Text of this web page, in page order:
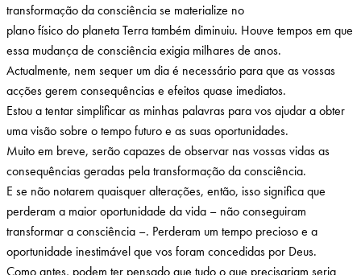
transformação da consciência se materialize no
plano físico do planeta Terra também diminuiu. Houve tempos em que
essa mudança de consciência exigia milhares de anos.
Actualmente, nem sequer um dia é necessário para que as vossas
acções gerem consequências e efeitos quase imediatos.
Estou a tentar simplificar as minhas palavras para vos ajudar a obter
uma visão sobre o tempo futuro e as suas oportunidades.
Muito em breve, serão capazes de observar nas vossas vidas as
consequências geradas pela transformação da consciência.
E se não notarem quaisquer alterações, então, isso significa que
perderam a maior oportunidade da vida – não conseguiram
transformar a consciência –. Perderam um tempo precioso e a
oportunidade inestimável que vos foram concedidas por Deus.
Como antes, podem ter pensado que tudo o que precisariam seria